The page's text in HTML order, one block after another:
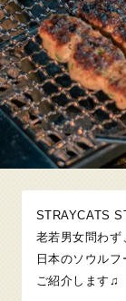
STRAYCATS
老若男女問わず
日本のソウル
ご紹介します♫